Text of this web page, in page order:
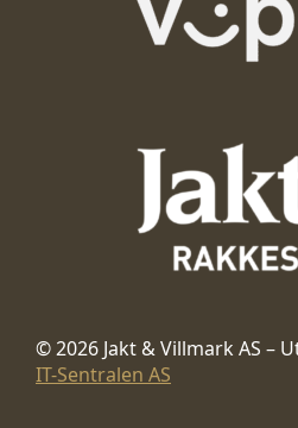
© 2026 Jakt & Villmark AS –
IT-Sentralen AS